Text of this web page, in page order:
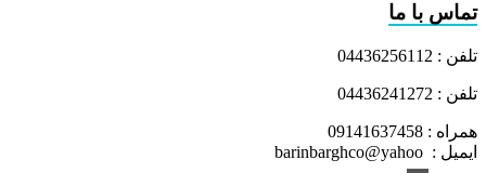
تماس با ما
تلفن : 04436256112
تلفن : 04436241272
همراه : 09141637458
ایمیل : barinbarghco@yahoo